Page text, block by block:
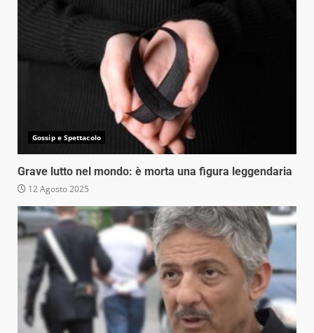
Gossip e Spettacolo
Grave lutto nel mondo: è morta una figura leggendaria
12 Agosto 2025